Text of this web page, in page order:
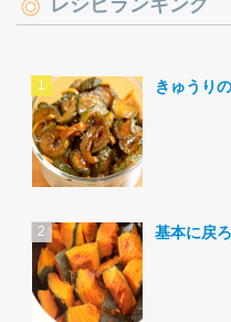
レシピランキング
きゅうり
基本に戻